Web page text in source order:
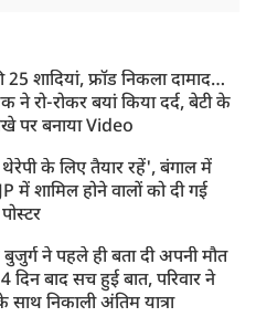
सीएम योगी लखनऊ
गिरफ्तार, 21 किलो गांजा
शादियां, फ्रॉड निकला दामाद…
ने रो-रोकर बयां किया दर्द, बेटी के
पर बनाया Video
के लिए तैयार रहें', बंगाल में
में शामिल होने वालों को दी गई
ने पहले ही बता दी अपनी मौत
दिन बाद सच हुई बात, परिवार ने
निकाली अंतिम यात्रा